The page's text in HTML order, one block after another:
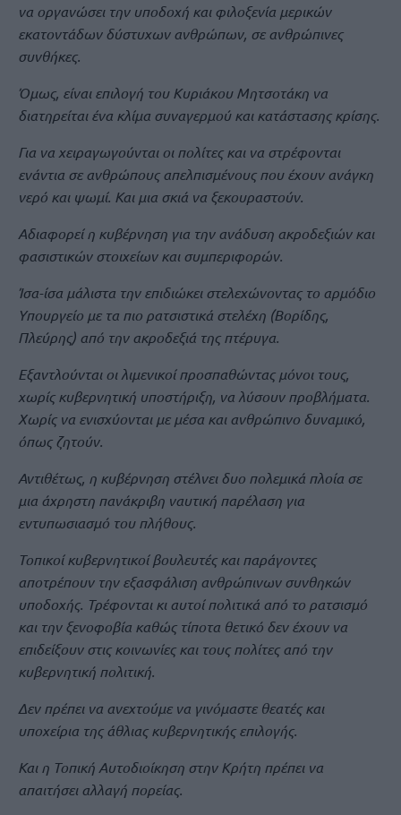
να οργανώσει την υποδοχή και φιλοξενία μερικών
εκατοντάδων δύστυχων ανθρώπων, σε ανθρώπινες
συνθήκες.
Όμως, είναι επιλογή του Κυριάκου Μητσοτάκη να
διατηρείται ένα κλίμα συναγερμού και κατάστασης κρίσης.
Για να χειραγωγούνται οι πολίτες και να στρέφονται
ενάντια σε ανθρώπους απελπισμένους που έχουν ανάγκη
νερό και ψωμί. Και μια σκιά να ξεκουραστούν.
Αδιαφορεί η κυβέρνηση για την ανάδυση ακροδεξιών και
φασιστικών στοιχείων και συμπεριφορών.
Ίσα-ίσα μάλιστα την επιδιώκει στελεχώνοντας το αρμόδιο
Υπουργείο με τα πιο ρατσιστικά στελέχη (Βορίδης,
Πλεύρης) από την ακροδεξιά της πτέρυγα.
Εξαντλούνται οι λιμενικοί προσπαθώντας μόνοι τους,
χωρίς κυβερνητική υποστήριξη, να λύσουν προβλήματα.
Χωρίς να ενισχύονται με μέσα και ανθρώπινο δυναμικό,
όπως ζητούν.
Αντιθέτως, η κυβέρνηση στέλνει δυο πολεμικά πλοία σε
μια άχρηστη πανάκριβη ναυτική παρέλαση για
εντυπωσιασμό του πλήθους.
Τοπικοί κυβερνητικοί βουλευτές και παράγοντες
αποτρέπουν την εξασφάλιση ανθρώπινων συνθηκών
υποδοχής. Τρέφονται κι αυτοί πολιτικά από το ρατσισμό
και την ξενοφοβία καθώς τίποτα θετικό δεν έχουν να
επιδείξουν στις κοινωνίες και τους πολίτες από την
κυβερνητική πολιτική.
Δεν πρέπει να ανεχτούμε να γινόμαστε θεατές και
υποχείρια της άθλιας κυβερνητικής επιλογής.
Και η Τοπική Αυτοδιοίκηση στην Κρήτη πρέπει να
απαιτήσει αλλαγή πορείας.